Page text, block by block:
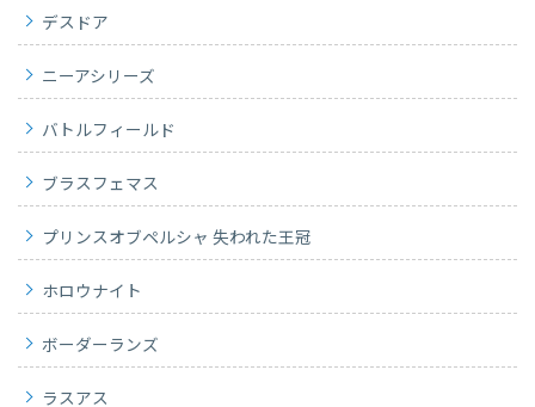
デスドア
ニーアシリーズ
バトルフィールド
ブラスフェマス
プリンスオブペルシャ 失われた王冠
ホロウナイト
ボーダーランズ
ラスアス